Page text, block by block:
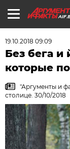
19.10.2018 09:09
Без бега и
которые
"Аргументы и
столице. 30/10/2018